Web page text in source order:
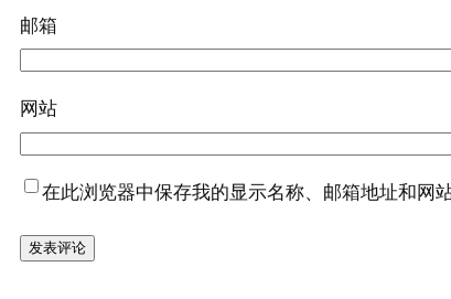
邮箱
网站
在此浏览器中保存我的显示名称、邮箱地址和网